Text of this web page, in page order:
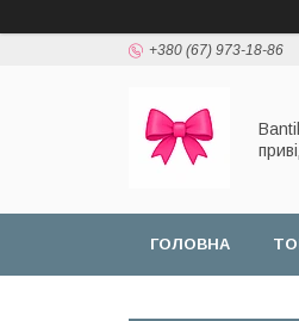
+380 (67) 973-18-86
ГОЛОВНА